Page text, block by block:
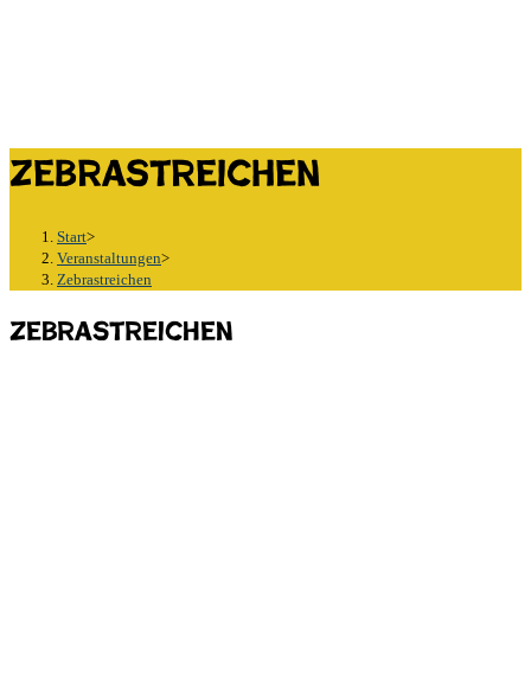
Zebrastreichen
Start>
Veranstaltungen>
Zebrastreichen
Zebrastreichen